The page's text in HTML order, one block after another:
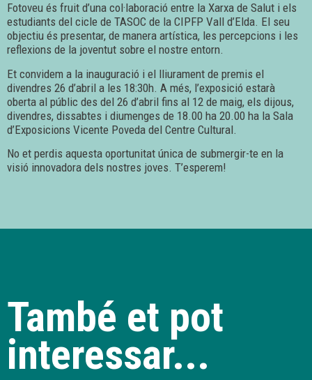
Fotoveu és fruit d’una col·laboració entre la Xarxa de Salut i els
estudiants del cicle de TASOC de la CIPFP Vall d’Elda. El seu
objectiu és presentar, de manera artística, les percepcions i les
reflexions de la joventut sobre el nostre entorn.
Et convidem a la inauguració i el lliurament de premis el
divendres 26 d’abril a les 18:30h. A més, l’exposició estarà
oberta al públic des del 26 d’abril fins al 12 de maig, els dijous,
divendres, dissabtes i diumenges de 18.00 ha 20.00 ha la Sala
d’Exposicions Vicente Poveda del Centre Cultural.
No et perdis aquesta oportunitat única de submergir-te en la
visió innovadora dels nostres joves. T’esperem!
També et pot
interessar...